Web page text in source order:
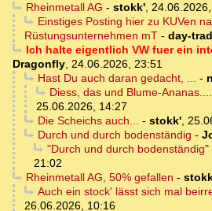
Rheinmetall AG - stokk',
Einstiges Posting hier zu KUVen
Rüstungsunternehmen mT - day-
Ich halte eigentlich VW fuer ein
Dragonfly, 24.06.2026, 23:51
Hast Du auch daran gedacht, ... -
Diess, das und Blume-
25.06.2026, 14:27
Die Scheichs auch... - stokk',
Durch und durch bodenständig -
"Durch und durch bodenständig"
21:02
Rheinmetall AG, 50% gefallen -
Auch ein stock' lässt sich mal
26.06.2026, 10:16